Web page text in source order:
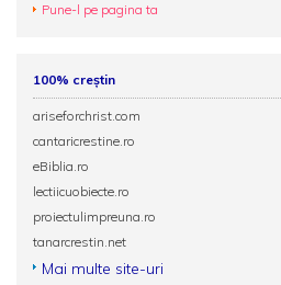
Pune-l pe pagina ta
100% creștin
ariseforchrist.com
cantaricrestine.ro
eBiblia.ro
lectiicuobiecte.ro
proiectulimpreuna.ro
tanarcrestin.net
Mai multe site-uri